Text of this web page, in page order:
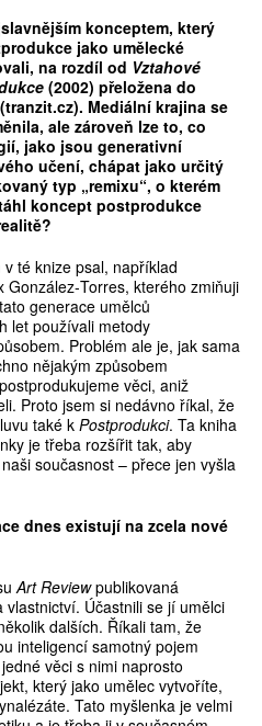
ějším konceptem, který
jako umělecké
na rozdíl od Vztahové
(2002) přeložena do
Mediální krajina se
ěnila, ale zároveň lze to, co
jako jsou generativní
učení, chápat jako určitý
typ „remixu“, o kterém
koncept postprodukce
ě?
té knize psal, například
kterého zmiňuji
generace umělců
let používali metody
Problém ale je, jak sama
nějakým způsobem
věci, aniž
Proto jsem si nedávno říkal, že
také k Postprodukci. Ta kniha
je třeba rozšířit tak, aby
současnost – přece jen vyšla
dnes existují na zcela nové
Art Reviewpublikovaná
Účastnili se jí umělci
dalších. Říkali tam, že
inteligencí samotný pojem
věci s nimi naprosto
který jako umělec vytvoříte,
Tato myšlenka je velmi